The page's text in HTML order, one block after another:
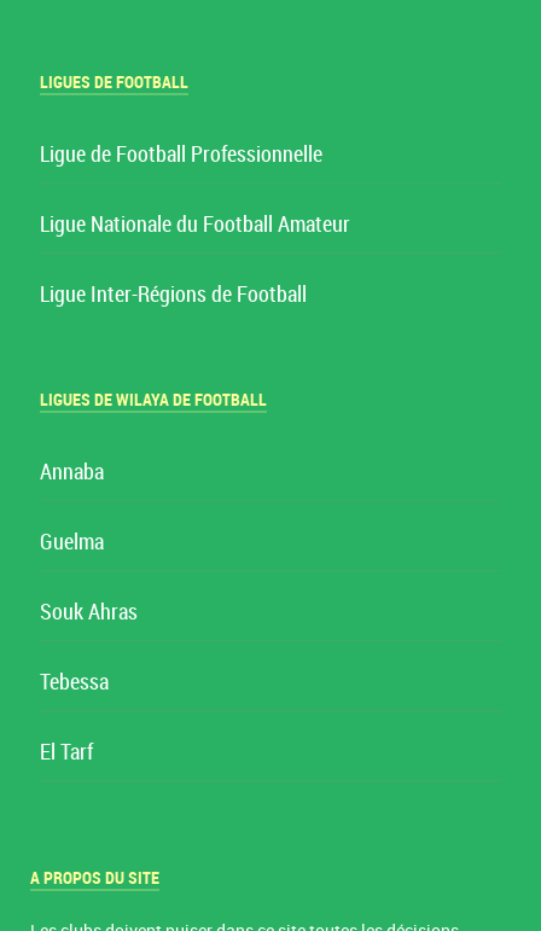
LIGUES DE FOOTBALL
Ligue de Football Professionnelle
Ligue Nationale du Football Amateur
Ligue Inter-Régions de Football
LIGUES DE WILAYA DE FOOTBALL
Annaba
Guelma
Souk Ahras
Tebessa
El Tarf
A PROPOS DU SITE